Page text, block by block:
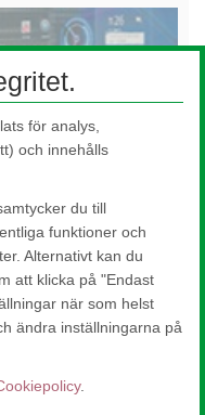
för analys,
och innehålls
du till
funktioner och
Alternativt kan du
att klicka på "Endast
när som helst
ändra inställningarna på
.